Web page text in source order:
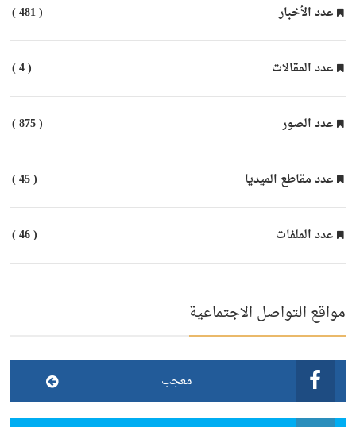
عدد الأخبار ( 481 )
عدد المقالات ( 4 )
عدد الصور ( 875 )
عدد مقاطع الميديا ( 45 )
عدد الملفات ( 46 )
مواقع التواصل الاجتماعية
معجب